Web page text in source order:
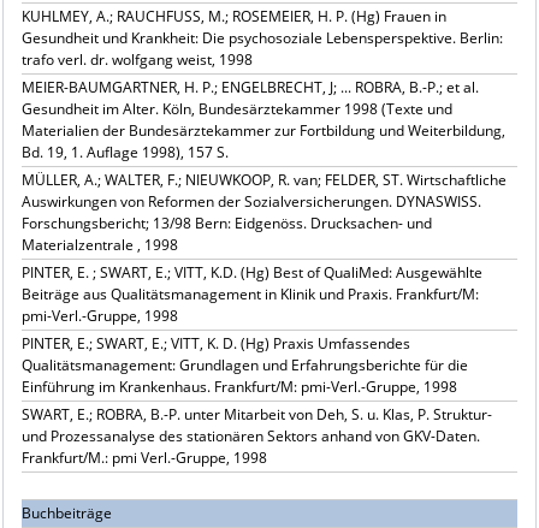
KUHLMEY, A.; RAUCHFUSS, M.; ROSEMEIER, H. P. (Hg) Frauen in
Gesundheit und Krankheit: Die psychosoziale Lebensperspektive. Berlin:
trafo verl. dr. wolfgang weist, 1998
MEIER-BAUMGARTNER, H. P.; ENGELBRECHT, J; ... ROBRA, B.-P.; et al.
Gesundheit im Alter. Köln, Bundesärztekammer 1998 (Texte und
Materialien der Bundesärztekammer zur Fortbildung und Weiterbildung,
Bd. 19, 1. Auflage 1998), 157 S.
MÜLLER, A.; WALTER, F.; NIEUWKOOP, R. van; FELDER, ST. Wirtschaftliche
Auswirkungen von Reformen der Sozialversicherungen. DYNASWISS.
Forschungsbericht; 13/98 Bern: Eidgenöss. Drucksachen- und
Materialzentrale , 1998
PINTER, E. ; SWART, E.; VITT, K.D. (Hg) Best of QualiMed: Ausgewählte
Beiträge aus Qualitätsmanagement in Klinik und Praxis. Frankfurt/M:
pmi-Verl.-Gruppe, 1998
PINTER, E.; SWART, E.; VITT, K. D. (Hg) Praxis Umfassendes
Qualitätsmanagement: Grundlagen und Erfahrungsberichte für die
Einführung im Krankenhaus. Frankfurt/M: pmi-Verl.-Gruppe, 1998
SWART, E.; ROBRA, B.-P. unter Mitarbeit von Deh, S. u. Klas, P. Struktur-
und Prozessanalyse des stationären Sektors anhand von GKV-Daten.
Frankfurt/M.: pmi Verl.-Gruppe, 1998
Buchbeiträge